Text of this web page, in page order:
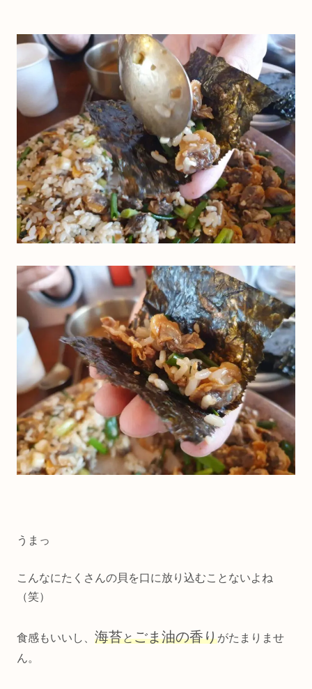
うまっ
こんなにたくさんの貝を口に放り込むことないよね
（笑）
食感もいいし、 海苔とごま油の香りがたまりませ
ん。